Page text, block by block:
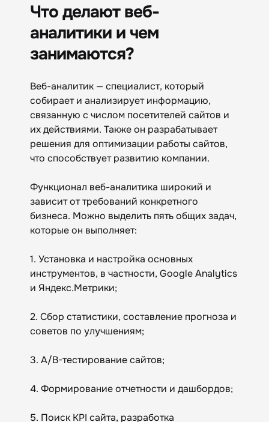
Что делают веб-
аналитики и чем
занимаются?
Веб-аналитик — специалист, который
собирает и анализирует информацию,
связанную с числом посетителей сайтов и
их действиями. Также он разрабатывает
решения для оптимизации работы сайтов,
что способствует развитию компании.
Функционал веб-аналитика широкий и
зависит от требований конкретного
бизнеса. Можно выделить пять общих задач,
которые он выполняет:
1. Установка и настройка основных
инструментов, в частности, Google Analytics
и Яндекс.Метрики;
2. Сбор статистики, составление прогноза и
советов по улучшениям;
3. A/B-тестирование сайтов;
4. Формирование отчетности и дашбордов;
5. Поиск KPI сайта, разработка